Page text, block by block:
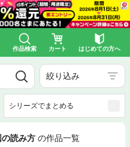
作品検索 カート はじめての方へ
絞り込み
シリーズでまとめる
読み方 の作品一覧